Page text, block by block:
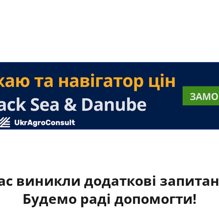
виникли додаткові
Будемо раді допомогти!